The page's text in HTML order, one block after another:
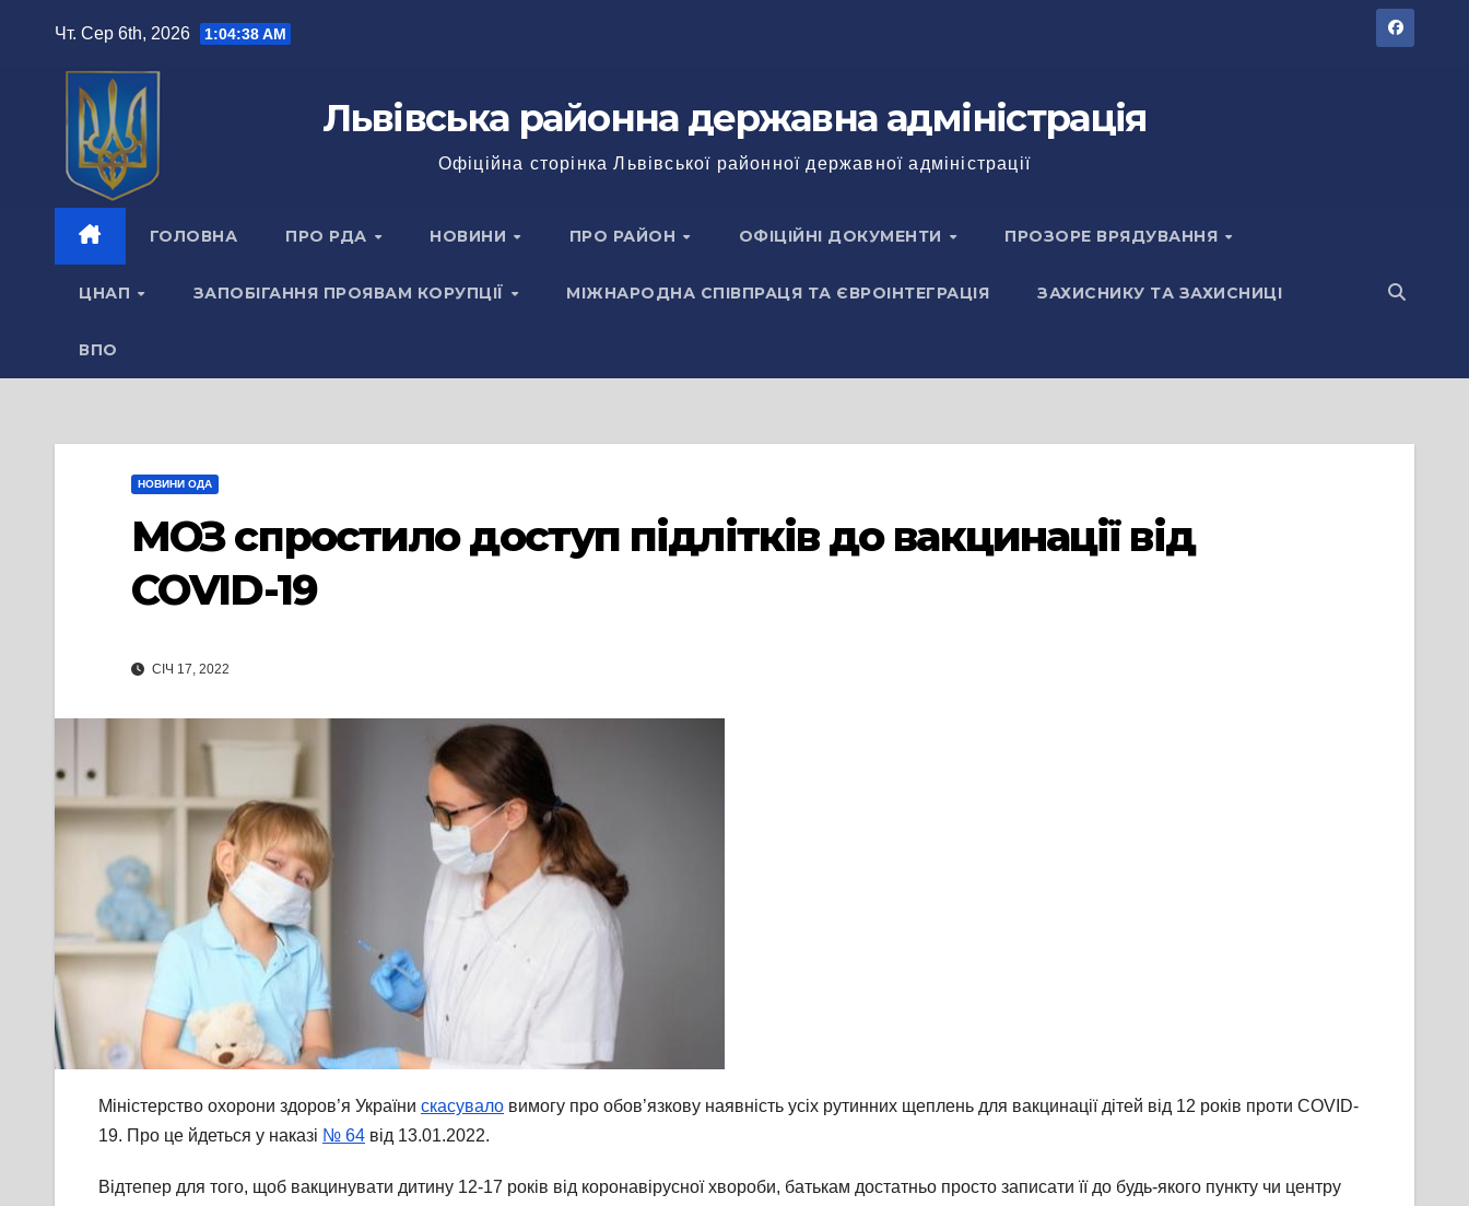
Чт. Сер 6th, 2026 1:04:38 AM
Львівська районна державна адміністрація
Офіційна сторінка Львівської районної державної адміністрації
ГОЛОВНА ПРО РДА НОВИНИ ПРО РАЙОН ОФІЦІЙНІ ДОКУМЕНТИ ПРОЗОРЕ ВРЯДУВАННЯ
ЦНАП ЗАПОБІГАННЯ ПРОЯВАМ КОРУПЦІЇ МІЖНАРОДНА СПІВПРАЦЯ ТА ЄВРОІНТЕГРАЦІЯ ЗАХИСНИКУ ТА ЗАХИСНИЦІ
ВПО
НОВИНИ ОДА
МОЗ спростило доступ підлітків до вакцинації від
COVID-19
СІЧ 17, 2022
Міністерство охорони здоров’я України скасувало вимогу про обов’язкову наявність усіх рутинних щеплень для вакцинації дітей від 12 років проти COVID-
19. Про це йдеться у наказі № 64 від 13.01.2022.
Відтепер для того, щоб вакцинувати дитину 12-17 років від коронавірусної хвороби, батькам достатньо просто записати її до будь-якого пункту чи центру